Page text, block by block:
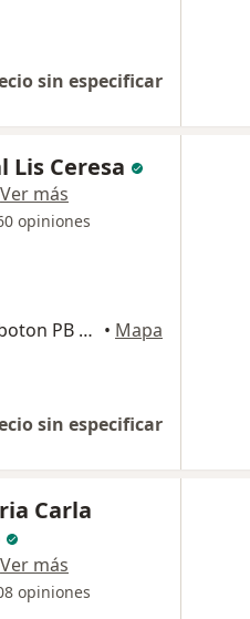
sin especificar
Lis Ceresa
Ver más
opiniones
Paraguay 1227 (PB "E" tocar boton PB y boton E "AMBOS en ese orden"), Rosario • Mapa
sin especificar
Carla
Ver más
opiniones